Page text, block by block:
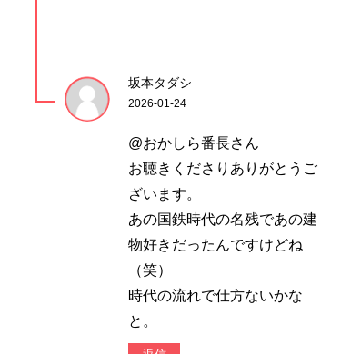
坂本タダシ
2026-01-24
@おかしら番長さん
お聴きくださりありがとうご
ざいます。
あの国鉄時代の名残であの建
物好きだったんですけどね
（笑）
時代の流れで仕方ないかな
と。